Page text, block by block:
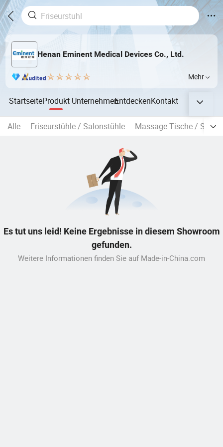
Henan Eminent Medical Devices Co., Ltd.
Mehr
StartseiteProdukt UnternehmenEntdeckenKontakt
Alle Friseurstühle / Salonstühle Massage Tische /
Es tut uns leid! Keine Ergebnisse in diesem Showroom
gefunden.
Weitere Informationen finden Sie auf Made-in-China.com